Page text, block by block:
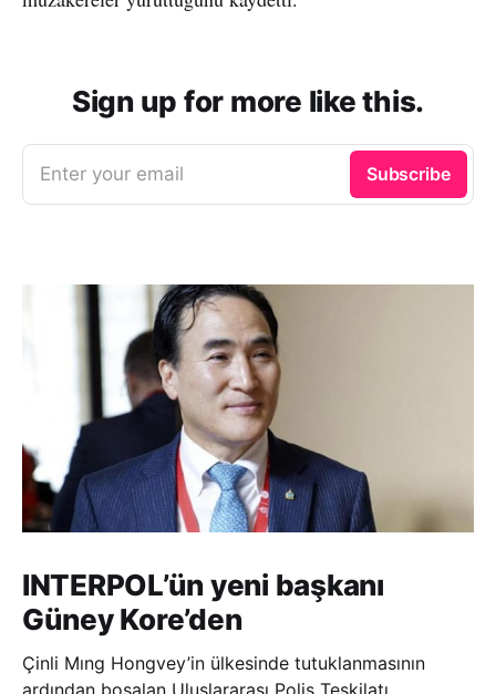
Sign up for more like this.
Enter your email Subscribe
INTERPOL’ün yeni başkanı
Güney Kore’den
Çinli Mıng Hongvey’in ülkesinde tutuklanmasının